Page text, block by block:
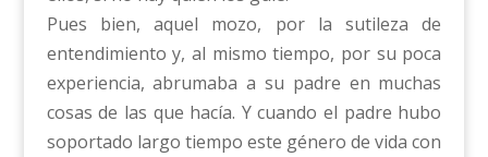
Pues bien, aquel mozo, por la sutileza de
entendimiento y, al mismo tiempo, por su poca
experiencia, abrumaba a su padre en muchas
cosas de las que hacía. Y cuando el padre hubo
soportado largo tiempo este género de vida con